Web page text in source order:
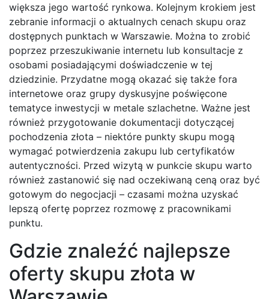
większa jego wartość rynkowa. Kolejnym krokiem jest
zebranie informacji o aktualnych cenach skupu oraz
dostępnych punktach w Warszawie. Można to zrobić
poprzez przeszukiwanie internetu lub konsultacje z
osobami posiadającymi doświadczenie w tej
dziedzinie. Przydatne mogą okazać się także fora
internetowe oraz grupy dyskusyjne poświęcone
tematyce inwestycji w metale szlachetne. Ważne jest
również przygotowanie dokumentacji dotyczącej
pochodzenia złota – niektóre punkty skupu mogą
wymagać potwierdzenia zakupu lub certyfikatów
autentyczności. Przed wizytą w punkcie skupu warto
również zastanowić się nad oczekiwaną ceną oraz być
gotowym do negocjacji – czasami można uzyskać
lepszą ofertę poprzez rozmowę z pracownikami
punktu.
Gdzie znaleźć najlepsze
oferty skupu złota w